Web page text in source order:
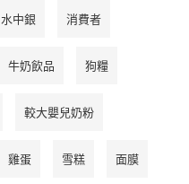
水中銀 消費者
牛奶飲品 狗糧
較大嬰兒奶粉
雞蛋 雪糕 面膜